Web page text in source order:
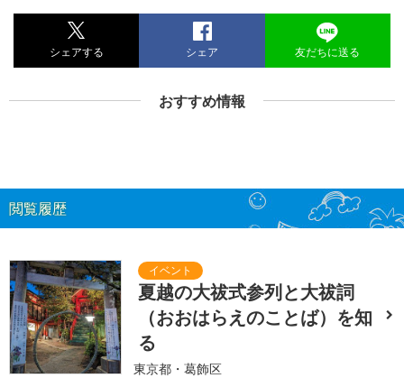
シェアする シェア 友だちに送る
おすすめ情報
閲覧履歴
夏越の大祓式参列と大祓詞
（おおはらえのことば）を知
る
東京都・葛飾区